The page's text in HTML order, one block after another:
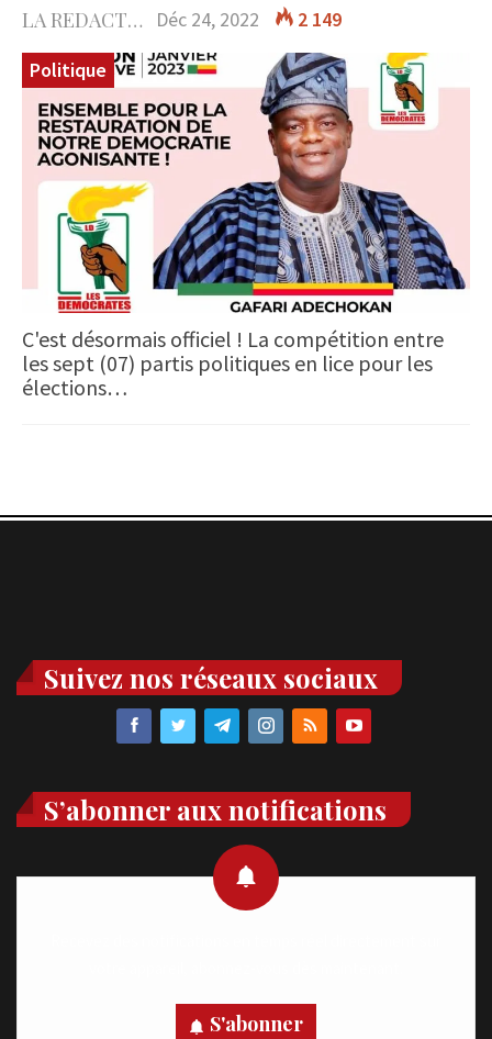
LA REDACTION Déc 24, 2022
2 149
Politique
C'est désormais officiel ! La compétition entre
les sept (07) partis politiques en lice pour les
élections…
Suivez nos réseaux sociaux
S’abonner aux notifications
S'abonner